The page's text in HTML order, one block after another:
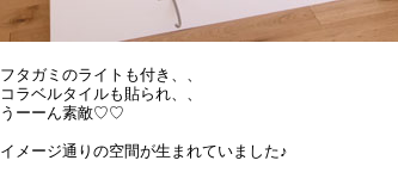
フタガミのライトも付き、、
コラベルタイルも貼られ、、
うーーん素敵♡♡
イメージ通りの空間が生まれていました♪